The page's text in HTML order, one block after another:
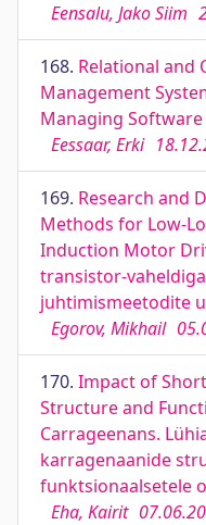
Eensalu, Jako Siim
168. Relational and
Management
Managing
Eessaar, Erki
169. Research and
Methods for Low-
Induction Motor
transistor-
juhtimismeetodite
Egorov, Mikhail
170. Impact of
Structure and
Carrageenans.
karragenaanide
funktsionaalsetele
Eha, Kairit